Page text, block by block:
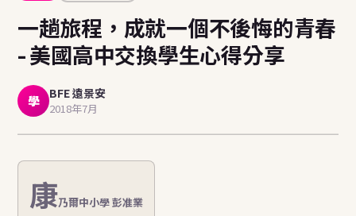
一趟旅程，成就一個不後悔的青春
- 美國高中交換學生心得分享
學 BFE 遠景安
2018年7月
康乃爾中小學 彭准業